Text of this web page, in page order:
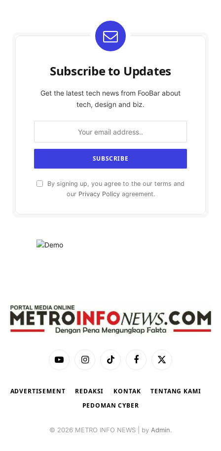
Subscribe to Updates
Get the latest tech news from FooBar about
tech, design and biz.
By signing up, you agree to the our terms and
our Privacy Policyagreement.
YouTubeInstagramTikTok Facebook
X
ADVERTISEMENT REDAKSI KONTAK
TENTANG KAMI
PEDOMAN CYBER
© 2026 METRO INFO NEWS | by Admin.